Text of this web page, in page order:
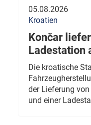
05.08.2026
Kroatien
Končar
Ladestation
Die kroatische
der Lieferung
und einer